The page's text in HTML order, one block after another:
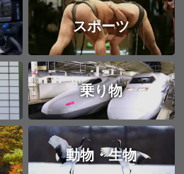
スポーツ
乗り物
動物・生物